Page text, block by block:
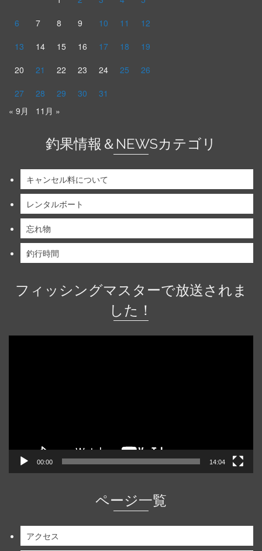
6
7 8 9 10 11
12
13
14 15 16 17 18
19
20
21 22 23 24 25
26
27
28 29 30
31
« 9月
11月 »
釣果情報＆NEWSカテゴリ
キャンセル料について
レンタルボート
忘れ物
釣行時間
フィッシングマスターで放送されま
した！
00:00 14:04
ページ一覧
アクセス